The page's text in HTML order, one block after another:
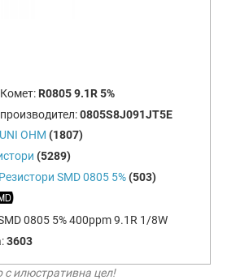
R0805 9.1R 5%
0805S8J091JT5E
UNI OHM (1807)
(5289)
Резистори SMD 0805 5% (503)
0805 5% 400ppm 9.1R 1/8W
3603
илюстративна цел!